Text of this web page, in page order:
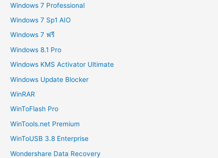
Windows 7 Professional
Windows 7 Sp1 AIO
Windows 7 ฟรี
Windows 8.1 Pro
Windows KMS Activator Ultimate
Windows Update Blocker
WinRAR
WinToFlash Pro
WinTools.net Premium
WinToUSB 3.8 Enterprise
Wondershare Data Recovery